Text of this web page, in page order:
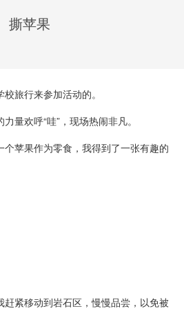
撕苹果
旅行来参加活动的。
量欢呼“哇”，现场热闹非凡。
苹果作为零食，我得到了一张有趣的
紧移动到岩石区，慢慢品尝，以免被